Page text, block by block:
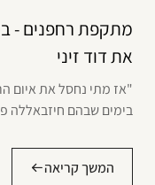
מתקפת רחפנים -
את דוד זיני
"אז מתי נחסל את איום
בימים שבהם חיזבאללה
המשך קריאה